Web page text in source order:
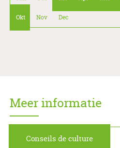
Okt Nov Dec
Meer informatie
Conseils de culture